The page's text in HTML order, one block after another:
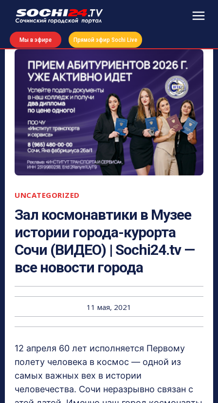
Мы в эфире Прямой эфир Sochi Live
UNCATEGORIZED
Зал космонавтики в Музее
истории города-курорта
Сочи (ВИДЕО) | Sochi24.tv —
все новости города
11 мая, 2021
12 апреля 60 лет исполняется Первому
полету человека в космос — одной из
самых важных вех в истории
человечества. Сочи неразрывно связан с